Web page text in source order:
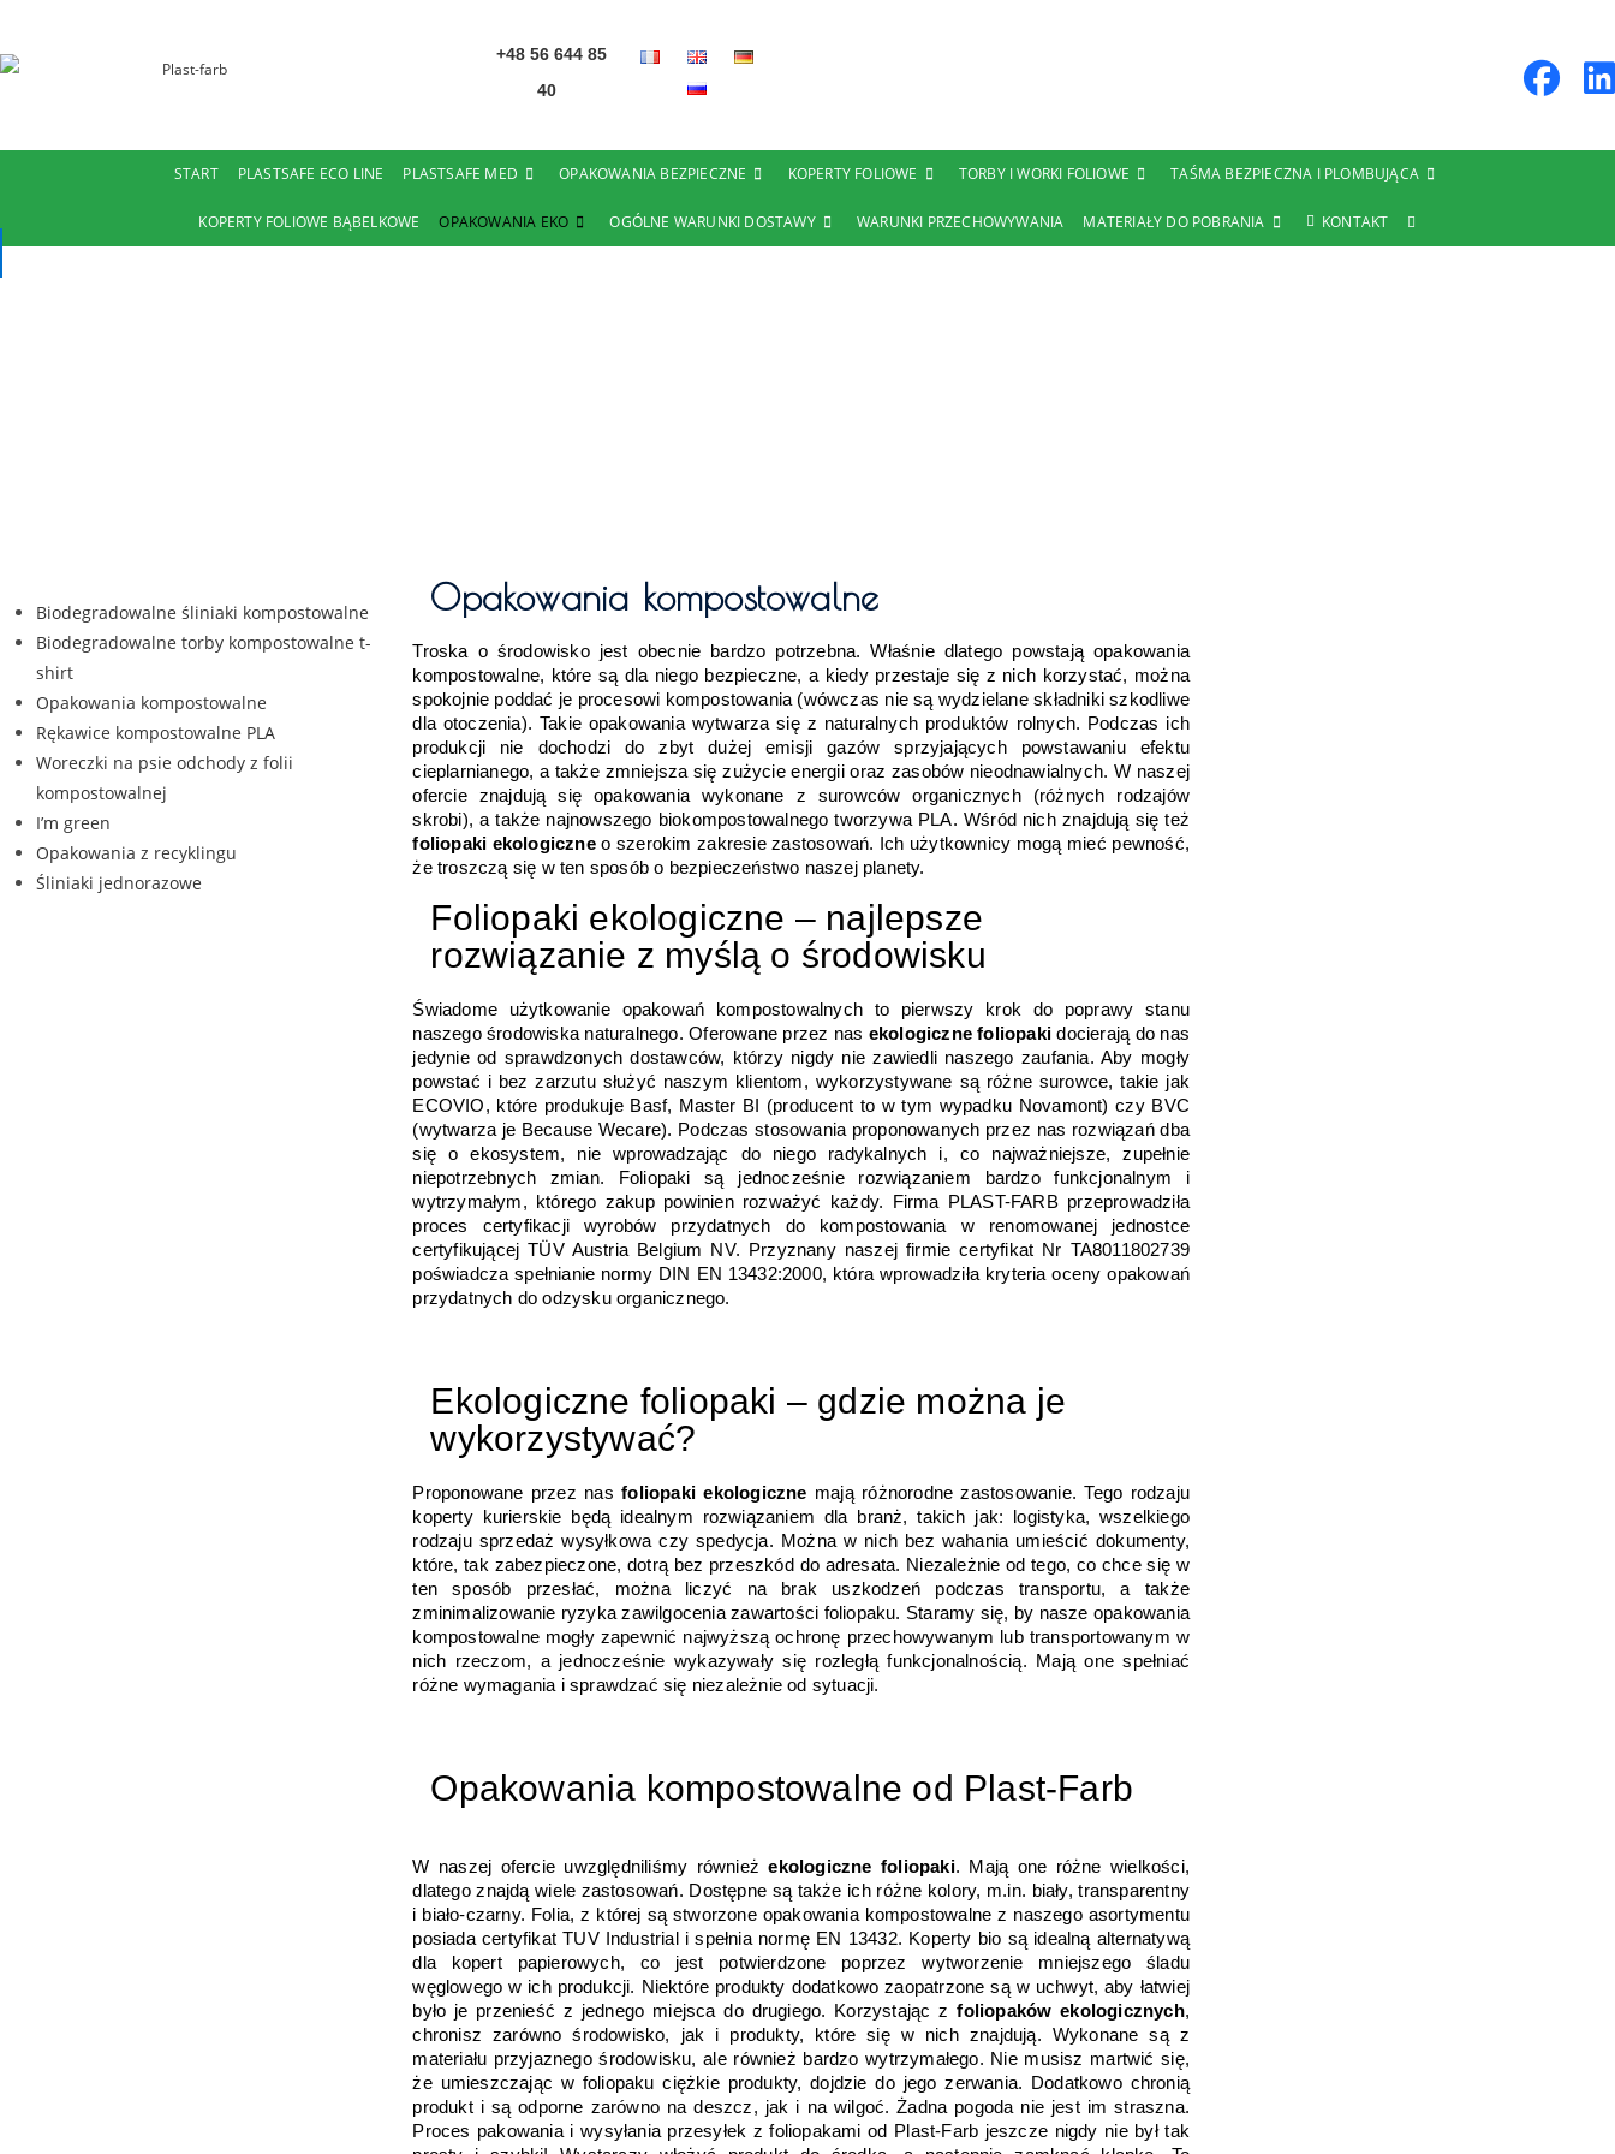
+48 56 644 85
40
START PLASTSAFE ECO LINE PLASTSAFE MED OPAKOWANIA BEZPIECZNE KOPERTY FOLIOWE TORBY I WORKI FOLIOWE TAŚMA BEZPIECZNA I PLOMBUJĄCA
KOPERTY FOLIOWE BĄBELKOWE OPAKOWANIA EKO OGÓLNE WARUNKI DOSTAWY WARUNKI PRZECHOWYWANIA MATERIAŁY DO POBRANIA KONTAKT
Biodegradowalne śliniaki kompostowalne
Biodegradowalne torby kompostowalne t-
shirt
Opakowania kompostowalne
Rękawice kompostowalne PLA
Woreczki na psie odchody z folii
kompostowalnej
I’m green
Opakowania z recyklingu
Śliniaki jednorazowe
Opakowania kompostowalne
Troska o środowisko jest obecnie bardzo potrzebna. Właśnie dlatego powstają opakowania
kompostowalne, które są dla niego bezpieczne, a kiedy przestaje się z nich korzystać, można
spokojnie poddać je procesowi kompostowania (wówczas nie są wydzielane składniki szkodliwe
dla otoczenia). Takie opakowania wytwarza się z naturalnych produktów rolnych. Podczas ich
produkcji nie dochodzi do zbyt dużej emisji gazów sprzyjających powstawaniu efektu
cieplarnianego, a także zmniejsza się zużycie energii oraz zasobów nieodnawialnych. W naszej
ofercie znajdują się opakowania wykonane z surowców organicznych (różnych rodzajów
foliopaki ekologiczne o szerokim zakresie zastosowań. Ich użytkownicy mogą mieć pewność,
że troszczą się w ten sposób o bezpieczeństwo naszej planety.
Foliopaki ekologiczne – najlepsze
rozwiązanie z myślą o środowisku
Świadome użytkowanie opakowań kompostowalnych to pierwszy krok do poprawy stanu
naszego środowiska naturalnego. Oferowane przez nas ekologiczne foliopaki docierają do nas
jedynie od sprawdzonych dostawców, którzy nigdy nie zawiedli naszego zaufania. Aby mogły
powstać i bez zarzutu służyć naszym klientom, wykorzystywane są różne surowce, takie jak
ECOVIO, które produkuje Basf, Master BI (producent to w tym wypadku Novamont) czy BVC
(wytwarza je Because Wecare). Podczas stosowania proponowanych przez nas rozwiązań dba
się o ekosystem, nie wprowadzając do niego radykalnych i, co najważniejsze, zupełnie
niepotrzebnych zmian. Foliopaki są jednocześnie rozwiązaniem bardzo funkcjonalnym i
wytrzymałym, którego zakup powinien rozważyć każdy. Firma PLAST-FARB przeprowadziła
proces certyfikacji wyrobów przydatnych do kompostowania w renomowanej jednostce
certyfikującej TÜV Austria Belgium NV. Przyznany naszej firmie certyfikat Nr TA8011802739
poświadcza spełnianie normy DIN EN 13432:2000, która wprowadziła kryteria oceny opakowań
przydatnych do odzysku organicznego.
Ekologiczne foliopaki – gdzie można je
wykorzystywać?
Proponowane przez nas foliopaki ekologiczne mają różnorodne zastosowanie. Tego rodzaju
koperty kurierskie będą idealnym rozwiązaniem dla branż, takich jak: logistyka, wszelkiego
rodzaju sprzedaż wysyłkowa czy spedycja. Można w nich bez wahania umieścić dokumenty,
które, tak zabezpieczone, dotrą bez przeszkód do adresata. Niezależnie od tego, co chce się w
ten sposób przesłać, można liczyć na brak uszkodzeń podczas transportu, a także
zminimalizowanie ryzyka zawilgocenia zawartości foliopaku. Staramy się, by nasze opakowania
kompostowalne mogły zapewnić najwyższą ochronę przechowywanym lub transportowanym w
nich rzeczom, a jednocześnie wykazywały się rozległą funkcjonalnością. Mają one spełniać
różne wymagania i sprawdzać się niezależnie od sytuacji.
Opakowania kompostowalne od Plast-Farb
W naszej ofercie uwzględniliśmy również ekologiczne foliopaki. Mają one różne wielkości,
dlatego znajdą wiele zastosowań. Dostępne są także ich różne kolory, m.in. biały, transparentny
i biało-czarny. Folia, z której są stworzone opakowania kompostowalne z naszego asortymentu
posiada certyfikat TUV Industrial i spełnia normę EN 13432. Koperty bio są idealną alternatywą
dla kopert papierowych, co jest potwierdzone poprzez wytworzenie mniejszego śladu
węglowego w ich produkcji. Niektóre produkty dodatkowo zaopatrzone są w uchwyt, aby łatwiej
było je przenieść z jednego miejsca do drugiego. Korzystając z foliopaków ekologicznych,
chronisz zarówno środowisko, jak i produkty, które się w nich znajdują. Wykonane są z
materiału przyjaznego środowisku, ale również bardzo wytrzymałego. Nie musisz martwić się,
że umieszczając w foliopaku ciężkie produkty, dojdzie do jego zerwania. Dodatkowo chronią
produkt i są odporne zarówno na deszcz, jak i na wilgoć. Żadna pogoda nie jest im straszna.
Proces pakowania i wysyłania przesyłek z foliopakami od Plast-Farb jeszcze nigdy nie był tak